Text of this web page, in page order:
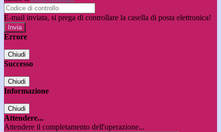
E-mail inviata, si prega di controllare la casella di posta elettronica!
Errore
Chiudi
Successo
Chiudi
Informazione
Chiudi
Attendere...
Attendere il completamento dell'operazione...